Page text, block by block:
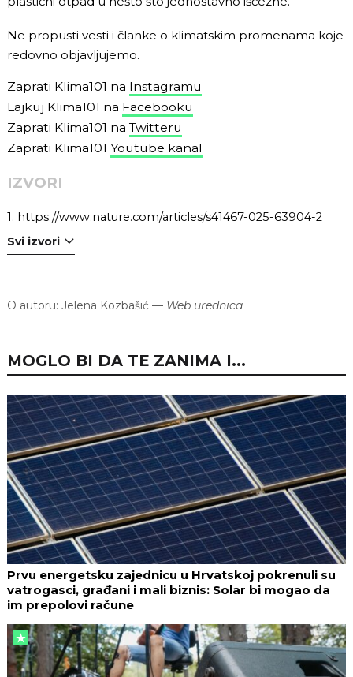
Ne propusti vesti i članke o klimatskim promenama koje
redovno objavljujemo.
Zaprati Klima101 na Instagramu
Lajkuj Klima101 na Facebooku
Zaprati Klima101 na Twitteru
Zaprati Klima101 Youtube kanal
IZVORI
1. https://www.nature.com/articles/s41467-025-63904-2
Svi izvori
O autoru: Jelena Kozbašić — Web urednica
MOGLO BI DA TE ZANIMA I...
Prvu energetsku zajednicu u Hrvatskoj pokrenuli su
vatrogasci, građani i mali biznis: Solar bi mogao da
im prepolovi račune